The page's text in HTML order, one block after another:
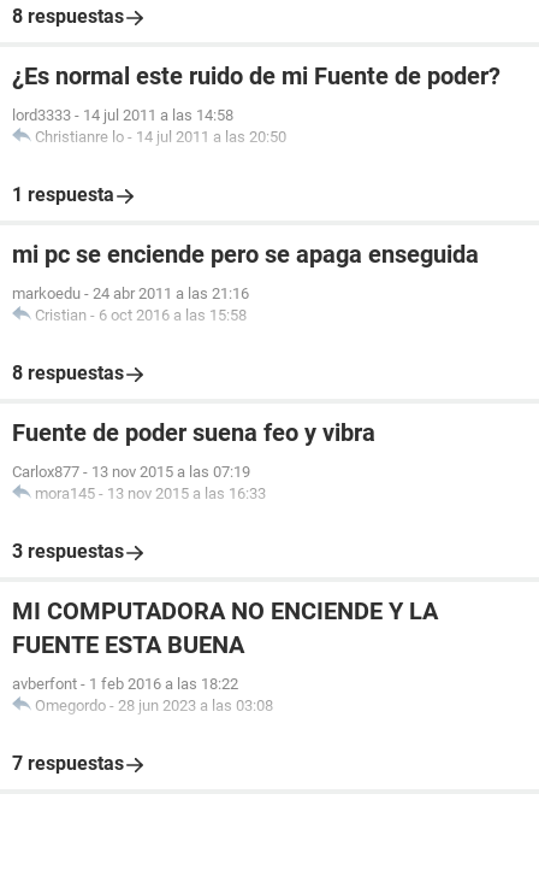
8 respuestas
¿Es normal este ruido de mi Fuente de poder?
lord3333 - 14 jul 2011 a las 14:58
Christianre lo - 14 jul 2011 a las 20:50
1 respuesta
mi pc se enciende pero se apaga enseguida
markoedu - 24 abr 2011 a las 21:16
Cristian - 6 oct 2016 a las 15:58
8 respuestas
Fuente de poder suena feo y vibra
Carlox877 - 13 nov 2015 a las 07:19
mora145 - 13 nov 2015 a las 16:33
3 respuestas
MI COMPUTADORA NO ENCIENDE Y LA
FUENTE ESTA BUENA
avberfont - 1 feb 2016 a las 18:22
Omegordo - 28 jun 2023 a las 03:08
7 respuestas